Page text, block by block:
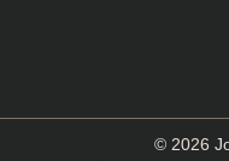
© 2026